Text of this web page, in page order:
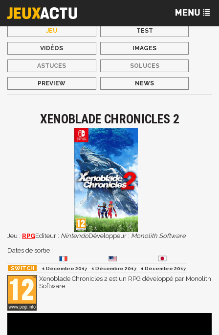
JEU TEST
VIDÉOS IMAGES
ASTUCES SOLUCES
PREVIEW NEWS
XENOBLADE CHRONICLES 2
Jeu : RPGEditeur : NintendoDéveloppeur : Monolith Software
Dates de sortie :
1 Décembre 2017 1 Décembre 2017 1 Décembre 2017
Xenoblade Chronicles 2 est un RPG développé par Monolith
Software.